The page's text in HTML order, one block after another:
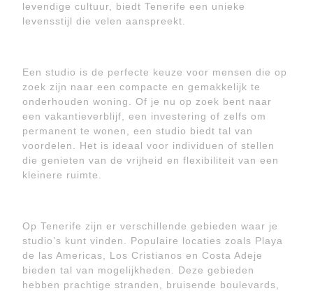
levendige cultuur, biedt Tenerife een unieke
levensstijl die velen aanspreekt.
Een studio is de perfecte keuze voor mensen die op
zoek zijn naar een compacte en gemakkelijk te
onderhouden woning. Of je nu op zoek bent naar
een vakantieverblijf, een investering of zelfs om
permanent te wonen, een studio biedt tal van
voordelen. Het is ideaal voor individuen of stellen
die genieten van de vrijheid en flexibiliteit van een
kleinere ruimte.
Op Tenerife zijn er verschillende gebieden waar je
studio’s kunt vinden. Populaire locaties zoals Playa
de las Americas, Los Cristianos en Costa Adeje
bieden tal van mogelijkheden. Deze gebieden
hebben prachtige stranden, bruisende boulevards,